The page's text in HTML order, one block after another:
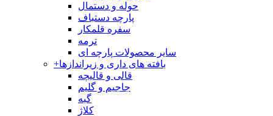
حوله و دستمال
پارچه دستباف
سفره قلمکار
ترمه
سایر محصولات پارچه ای
+بافته های داری و زیراندازها
قالی و قالیچه
جاجیم و گلیم
گبه
کلاژ